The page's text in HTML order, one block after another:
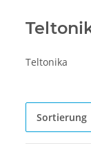
Teltonika
Sortierung